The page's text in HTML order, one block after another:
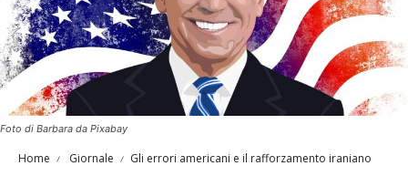
Foto di Barbara da Pixabay
Home Giornale Gli errori americani e il rafforzamento iraniano